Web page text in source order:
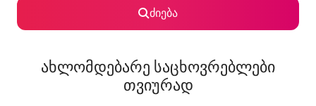
ძიება
ახლომდებარე საცხოვრებლები
თვიურად